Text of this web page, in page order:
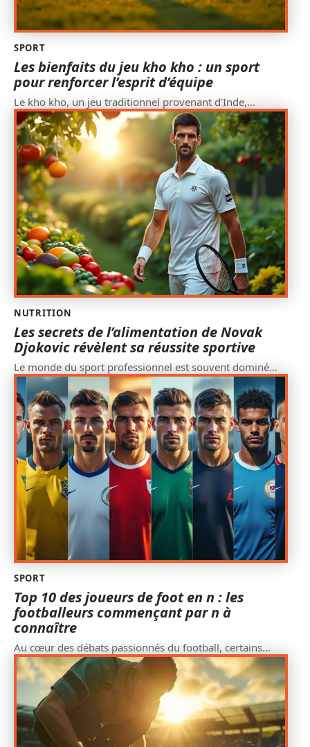
SPORT
Les bienfaits du jeu kho kho : un sport
pour renforcer l’esprit d’équipe
Le kho kho, un jeu traditionnel provenant d’Inde,…
NUTRITION
Les secrets de l’alimentation de Novak
Djokovic révèlent sa réussite sportive
Le monde du sport professionnel est souvent dominé…
SPORT
Top 10 des joueurs de foot en n : les
footballeurs commençant par n à
connaître
Au cœur des débats passionnés du football, certains…